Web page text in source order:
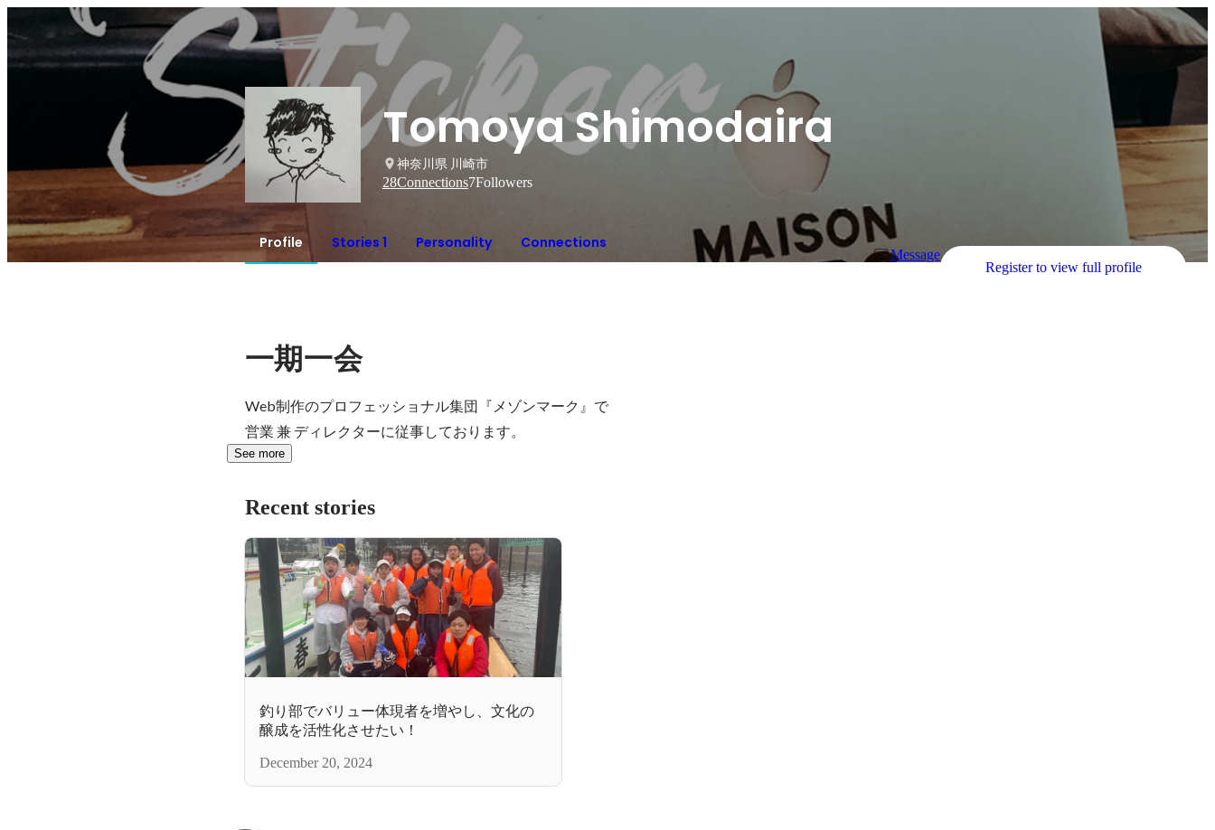
Tomoya Shimodaira
神奈川県 川崎市
28Connections7Followers
Profile Stories 1 Personality Connections
Message
Register to view full profile
一期一会
Web制作のプロフェッショナル集団『メゾンマーク』で
営業 兼 ディレクターに従事しております。
See more
Recent stories
釣り部でバリュー体現者を増やし、文化の
醸成を活性化させたい！
December 20, 2024